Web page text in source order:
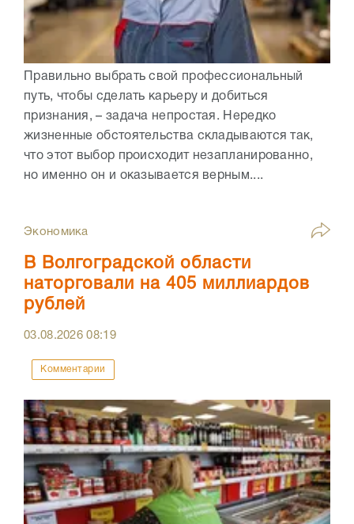
Правильно выбрать свой профессиональный
путь, чтобы сделать карьеру и добиться
признания, – задача непростая. Нередко
жизненные обстоятельства складываются так,
что этот выбор происходит незапланированно,
но именно он и оказывается верным....
Экономика
В Волгоградской области
наторговали на 405 миллиардов
рублей
03.08.202608:19
Комментарии